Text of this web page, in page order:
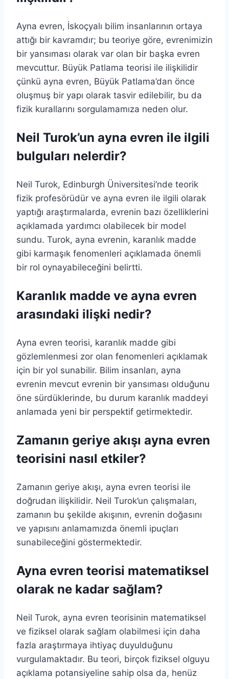
Ayna evren, İskoçyalı bilim insanlarının ortaya
attığı bir kavramdır; bu teoriye göre, evrenimizin
bir yansıması olarak var olan bir başka evren
mevcuttur. Büyük Patlama teorisi ile ilişkilidir
çünkü ayna evren, Büyük Patlama’dan önce
oluşmuş bir yapı olarak tasvir edilebilir, bu da
fizik kurallarını sorgulamamıza neden olur.
Neil Turok’un ayna evren ile ilgili
bulguları nelerdir?
Neil Turok, Edinburgh Üniversitesi’nde teorik
fizik profesörüdür ve ayna evren ile ilgili olarak
yaptığı araştırmalarda, evrenin bazı özelliklerini
açıklamada yardımcı olabilecek bir model
sundu. Turok, ayna evrenin, karanlık madde
gibi karmaşık fenomenleri açıklamada önemli
bir rol oynayabileceğini belirtti.
Karanlık madde ve ayna evren
arasındaki ilişki nedir?
Ayna evren teorisi, karanlık madde gibi
gözlemlenmesi zor olan fenomenleri açıklamak
için bir yol sunabilir. Bilim insanları, ayna
evrenin mevcut evrenin bir yansıması olduğunu
öne sürdüklerinde, bu durum karanlık maddeyi
anlamada yeni bir perspektif getirmektedir.
Zamanın geriye akışı ayna evren
teorisini nasıl etkiler?
Zamanın geriye akışı, ayna evren teorisi ile
doğrudan ilişkilidir. Neil Turok’un çalışmaları,
zamanın bu şekilde akışının, evrenin doğasını
ve yapısını anlamamızda önemli ipuçları
sunabileceğini göstermektedir.
Ayna evren teorisi matematiksel
olarak ne kadar sağlam?
Neil Turok, ayna evren teorisinin matematiksel
ve fiziksel olarak sağlam olabilmesi için daha
fazla araştırmaya ihtiyaç duyulduğunu
vurgulamaktadır. Bu teori, birçok fiziksel olguyu
açıklama potansiyeline sahip olsa da, henüz